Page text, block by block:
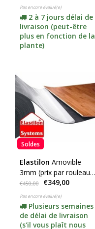
Pas encore évalué(e)
2 à 7 jours délai de
livraison (peut-être
plus en fonction de la
plante)
Soldes
Elastilon Amovible
3mm (prix par rouleau
de 25m2)
€450,00 €349,00
Pas encore évalué(e)
Plusieurs semaines
de délai de livraison
(s'il vous plaît nous